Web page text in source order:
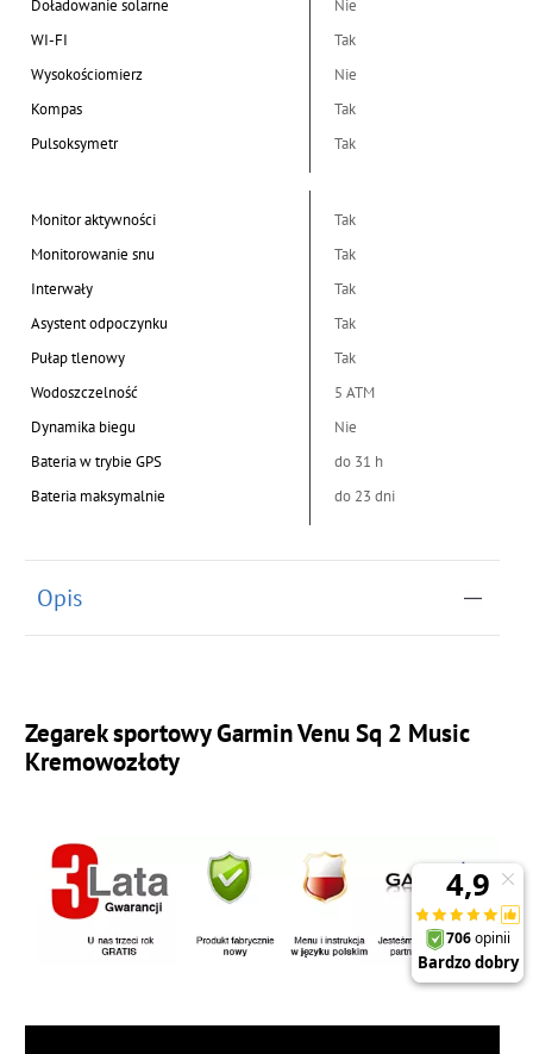
Doładowanie solarne
Nie
WI-FI
Tak
Wysokościomierz
Nie
Kompas
Tak
Pulsoksymetr
Tak
Monitor aktywności
Tak
Monitorowanie snu
Tak
Interwały
Tak
Asystent odpoczynku
Tak
Pułap tlenowy
Tak
Wodoszczelność
5 ATM
Dynamika biegu
Nie
Bateria w trybie GPS
do 31 h
Bateria maksymalnie
do 23 dni
Opis
Zegarek sportowy Garmin Venu Sq 2 Music
Kremowozłoty